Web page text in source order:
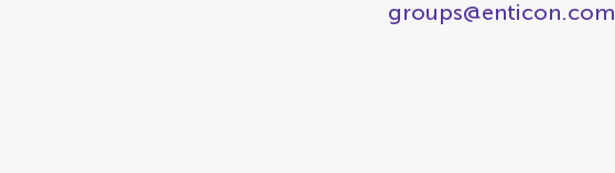
groups@enticon.com